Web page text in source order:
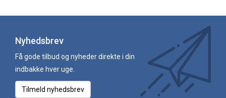
Nyhedsbrev
Få gode tilbud og nyheder direkte i din
indbakke hver uge.
Tilmeld nyhedsbrev